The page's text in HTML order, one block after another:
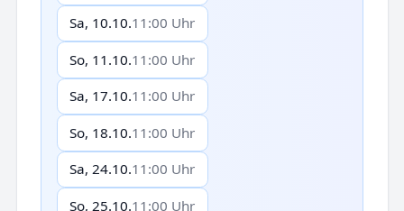
Sa, 10.10.11:00 Uhr
So, 11.10.11:00 Uhr
Sa, 17.10.11:00 Uhr
So, 18.10.11:00 Uhr
Sa, 24.10.11:00 Uhr
So, 25.10.11:00 Uhr